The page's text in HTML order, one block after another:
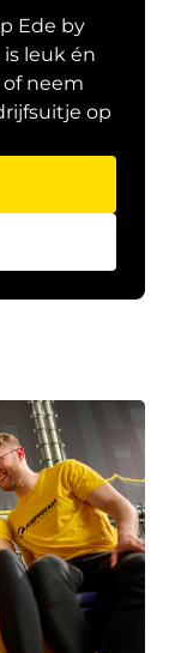
Ede by
leuk én
neem
op